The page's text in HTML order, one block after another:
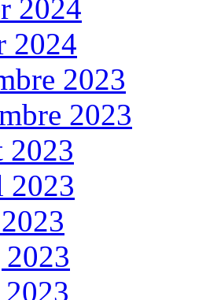
2024
2024
2023
2023
2023